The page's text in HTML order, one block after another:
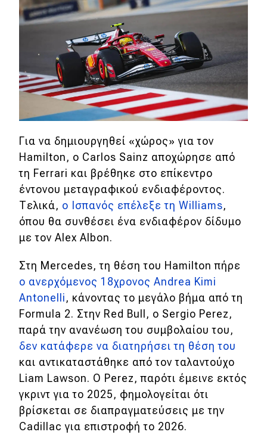
Για να δημιουργηθεί «χώρος» για τον
Hamilton, ο Carlos Sainz αποχώρησε από
τη Ferrari και βρέθηκε στο επίκεντρο
έντονου μεταγραφικού ενδιαφέροντος.
Τελικά, ο Ισπανός επέλεξε τη Williams,
όπου θα συνθέσει ένα ενδιαφέρον δίδυμο
με τον Alex Albon.
Στη Mercedes, τη θέση του Hamilton πήρε
ο ανερχόμενος 18χρονος Andrea Kimi
Antonelli, κάνοντας το μεγάλο βήμα από τη
Formula 2. Στην Red Bull, o Sergio Perez,
παρά την ανανέωση του συμβολαίου του,
δεν κατάφερε να διατηρήσει τη θέση του
και αντικαταστάθηκε από τον ταλαντούχο
Liam Lawson. Ο Perez, παρότι έμεινε εκτός
γκριντ για το 2025, φημολογείται ότι
βρίσκεται σε διαπραγματεύσεις με την
Cadillac για επιστροφή το 2026.